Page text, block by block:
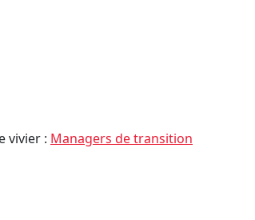
vivier : Managers de transition